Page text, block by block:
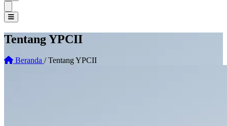
Tentang YPCII
Beranda / Tentang YPCII